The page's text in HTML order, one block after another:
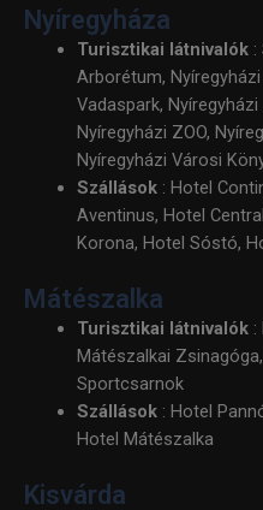
Nyíregyháza
Turisztikai látnivalók:
Arborétum,
Vadaspark,
Nyíregyházi ZOO,
Nyíregyházi Városi
Szállások: Hotel
Aventinus, Hotel
Korona, Hotel Sóstó,
Mátészalka
Turisztikai látnivalók:
Mátészalkai
Sportcsarnok
Szállások: Hotel
Hotel Mátészalka
Kisvárda